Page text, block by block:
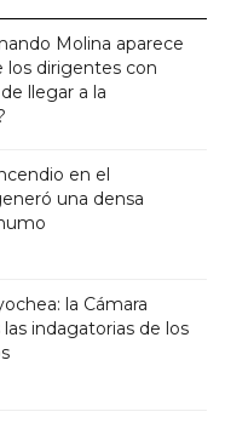
Molina aparece
los dirigentes con
llegar a la
en el
una densa
la Cámara
indagatorias de los